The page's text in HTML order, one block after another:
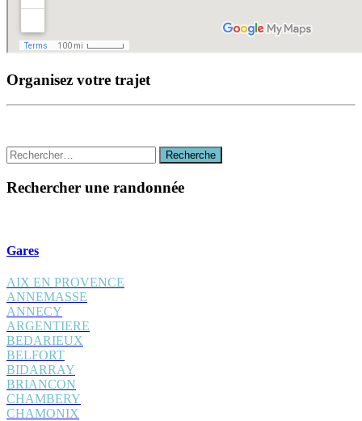
Organisez votre trajet
Recherche
:
Recherche
Rechercher une randonnée
Gares
AIX EN PROVENCE
ANNEMASSE
ANNECY
ARGENTIERE
BEDARIEUX
BELFORT
BIDARRAY
BRIANCON
CHAMBERY
CHAMONIX